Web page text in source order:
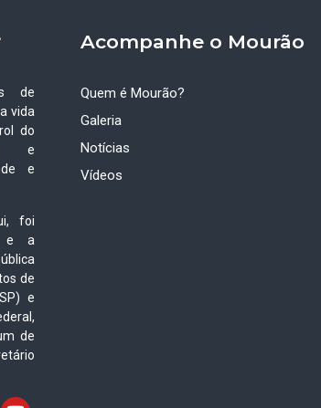
de
vida
do
e
e
foi
e a
de
e
de
Acompanhe o Mourão
Quem é Mourão?
Galeria
Notícias
Vídeos